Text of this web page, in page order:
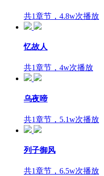
共1章节，4.8w次播放
忆故人
共1章节，4w次播放
乌夜啼
共1章节，5.1w次播放
列子御风
共1章节，6.5w次播放